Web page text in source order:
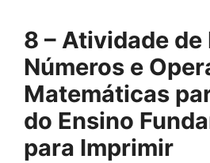
8 – Atividade de
Números e
Matemáticas
do Ensino
para Imprimir